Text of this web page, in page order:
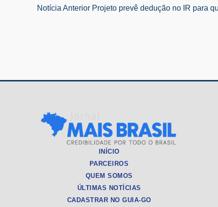
Navegação
Notícia Anterior Projeto prevê dedução no IR para
INÍCIO
PARCEIROS
QUEM SOMOS
ÚLTIMAS NOTÍCIAS
CADASTRAR NO GUIA-GO